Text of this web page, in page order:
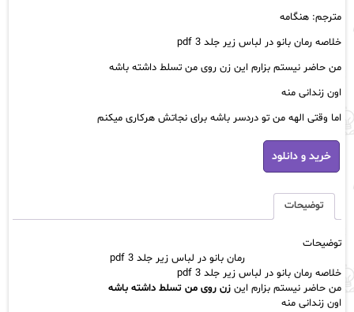
مترجم: هنگامه
خلاصه رمان بانو در لباس زیر جلد 3 pdf
من حاضر نیستم بزارم این زن روی من تسلط داشته باشه
اون زندانی منه
اما وقتی الهه من تو دردسر باشه برای نجاتش هرکاری میکنم
رمان
بانو
در
جلد
pdf
خرید و دانلود
توضیحات
توضیحات
رمان بانو در لباس زیر جلد 3 pdf
خلاصه رمان بانو در لباس زیر جلد 3 pdf
من حاضر نیستم بزارم این زن روی من تسلط داشته باشه
اون زندانی منه